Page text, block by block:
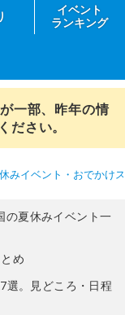
イベント
ランキング
一部、昨年の情
ださい。
みイベント・おでかけ
夏休みイベント一
め
選。見どころ・日程